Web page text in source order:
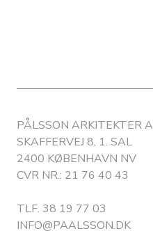
PÅLSSON ARKITEKTER
SKAFFERVEJ 8, 1. SAL
2400 KØBENHAVN NV
CVR NR.: 21 76 40 43
TLF. 38 19 77 03
INFO@PAALSSON.DK